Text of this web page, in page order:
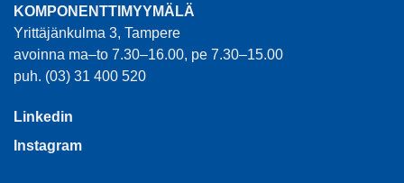
KOMPONENTTIMYYMÄLÄ
Yrittäjänkulma 3, Tampere
avoinna ma–to 7.30–16.00, pe 7.30–15.00
puh. (03) 31 400 520
Linkedin
Instagram